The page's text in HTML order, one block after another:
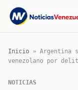
Inicio » Argentina
venezolano por
NOTICIAS